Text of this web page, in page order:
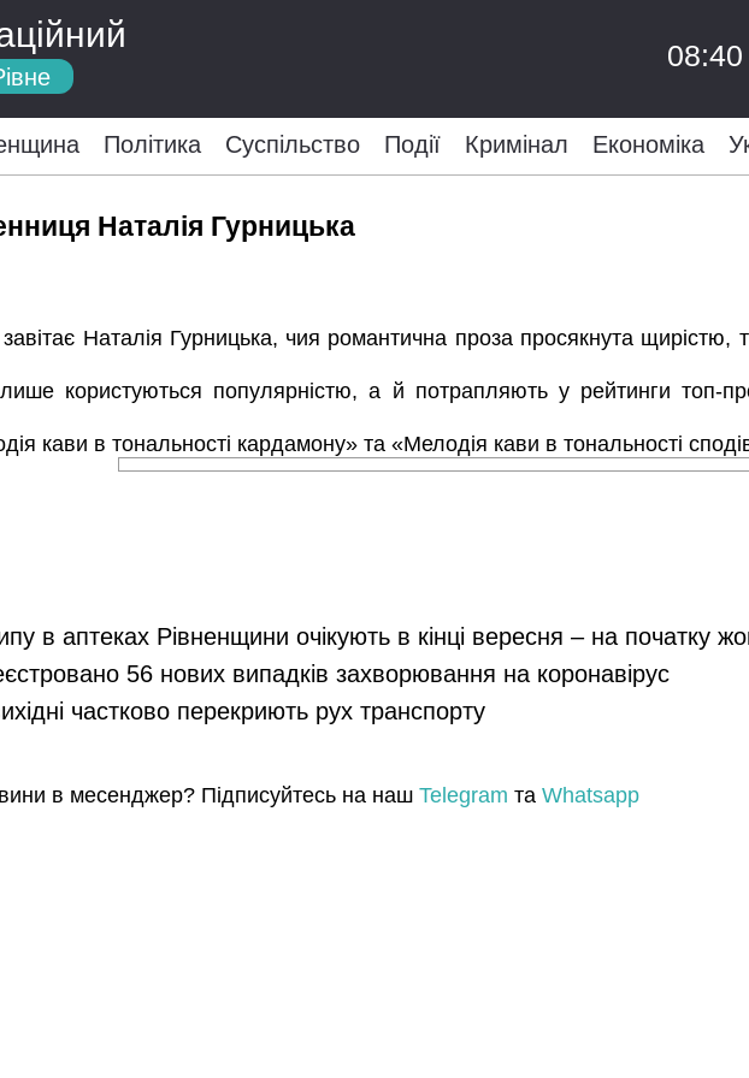
08:40
Політика Суспільство Події Кримінал Економіка
Наталія Гурницька
Наталія Гурницька, чия романтична проза просякнута щирістю,
лише користуються популярністю, а й потрапляють у рейтинги топ-
кави в тональності кардамону» та «Мелодія кави в тональності
в аптеках Рівненщини очікують в кінці вересня – на початку
56 нових випадків захворювання на коронавірус
частково перекриють рух транспорту
в месенджер? Підписуйтесь на наш Telegram та Whatsapp